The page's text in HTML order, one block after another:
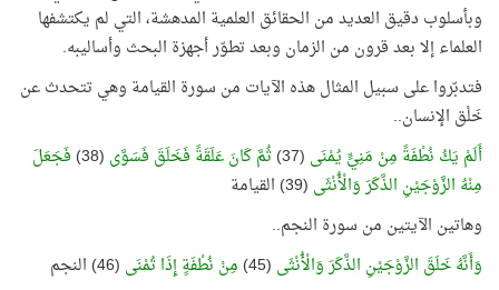
وبأسلوب دقيق العديد من الحقائق العلمية المدهشة، التي لم يكتشفها
العلماء إلا بعد قرون من الزمان وبعد تطوّر أجهزة البحث وأساليبه.
فتدبّروا على سبيل المثال هذه الآيات من سورة القيامة وهي تتحدث عن
خَلْق الإنسان..
أَلَمْ يَكُ نُطْفَةً مِنْ مَنِيٍّ يُمْنَى (37) ثُمَّ كَانَ عَلَقَةً فَخَلَقَ فَسَوَّى (38)
فَجَعَلَ
مِنْهُ الزَّوْجَيْنِ الذَّكَرَ وَالْأُنْثَى (39) القيامة
وهاتين الآيتين من سورة النجم..
وَأَنَّهُ خَلَقَ الزَّوْجَيْنِ الذَّكَرَ وَالْأُنْثَى (45) مِنْ نُطْفَةٍ إِذَا تُمْنَى (46) النجم